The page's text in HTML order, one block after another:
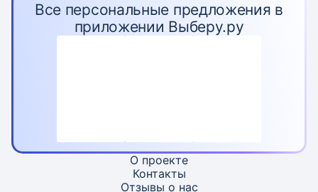
Все персональные предложения в
приложении Выберу.ру
О проекте
Контакты
Отзывы о нас